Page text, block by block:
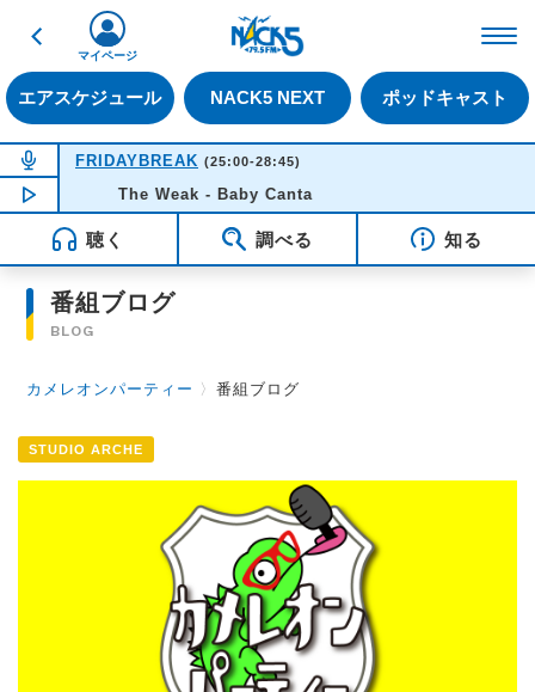
戻る
エアスケジュール NACK5 NEXT ポッドキャスト
マイページ
NOW ON AIR
FRIDAYBREAK (25:00-28:45)
NOW PLAYING00:52
The Weak - Baby Canta
聴く 調べる 知る
番組ブログ
BLOG
カメレオンパーティー 〉番組ブログ
STUDIO ARCHE